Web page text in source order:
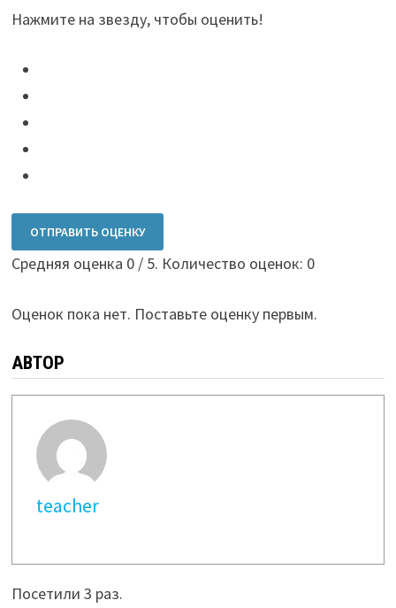
Нажмите на звезду, чтобы оценить!
ОТПРАВИТЬ ОЦЕНКУ
Средняя оценка 0/ 5. Количество оценок: 0
Оценок пока нет. Поставьте оценку первым.
АВТОР
teacher
Посетили 3 раз.